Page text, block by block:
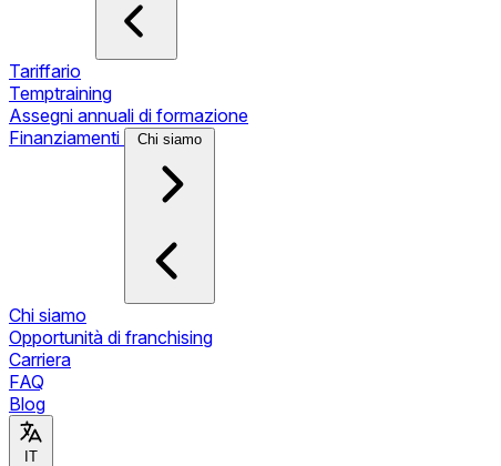
Tariffario
Temptraining
Assegni annuali di formazione
Finanziamenti
Chi siamo
Chi siamo
Opportunità di franchising
Carriera
FAQ
Blog
IT